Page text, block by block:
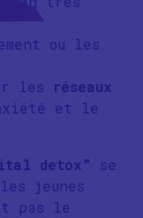
ou les
les réseaux
et le
detox” se
jeunes
pas le